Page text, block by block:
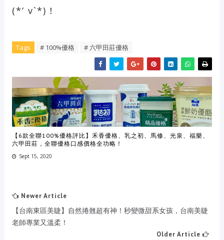
(*‘ v`*)！
Tags # 100%優格 # 六甲田莊優格
【6款全聯100%優格評比】禾香優格、乳之初、馬修、光泉、福樂、
六甲田莊，全聯優格口感價格全功略！
Sept 15, 2020
Newer Article
【台南東區美睫】自然捲翹超有神！秒變微甜系女孩，台南美睫
老師專業又溫柔！
Older Article